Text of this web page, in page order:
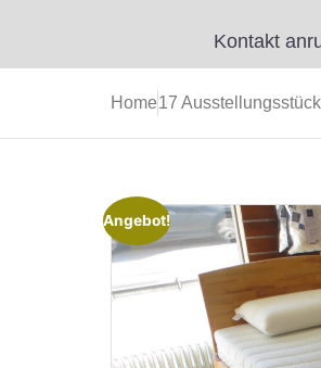
Kontakt
Home17
Angebot!